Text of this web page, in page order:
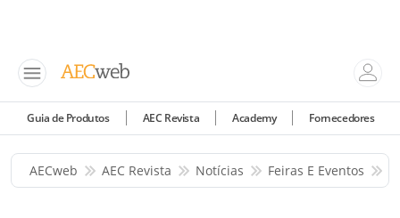
Guia de Produtos AEC Revista Academy Fornecedores
AECweb AEC Revista Notícias Feiras E Eventos